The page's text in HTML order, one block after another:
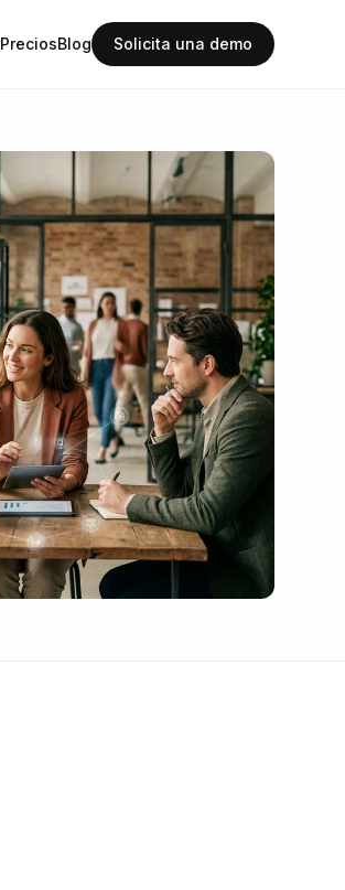
PreciosBlog Solicita una demo